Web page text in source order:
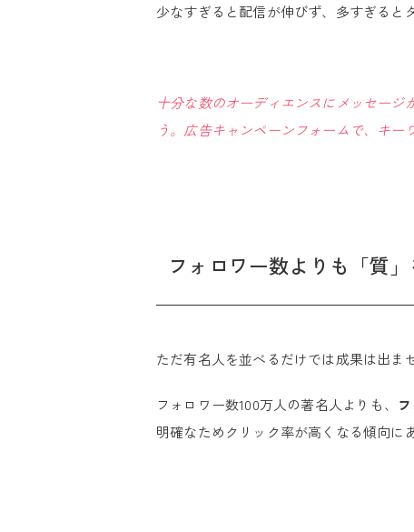
少なすぎると配信が伸びず、多すぎると
十分な数のオーディエンスにメッセー
う。広告キャンペーンフォームで、キー
フォロワー数よりも「質
ただ有名人を並べるだけでは成果は出ませ
フォロワー数100万人の著名人よりも、
明確なためクリック率が高くなる傾向に